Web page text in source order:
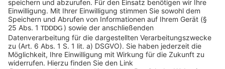
+49 551 490 0